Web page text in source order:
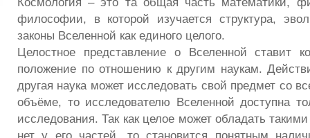
философии, в которой изучается структура,
законы Вселенной как единого целого.
Целостное представление о Вселенной ставит
положение по отношению к другим наукам.
другая наука может исследовать свой предмет со
объёме, то исследователю Вселенной доступна
исследования. Так как целое может обладать
нет у его частей, то становится понятным